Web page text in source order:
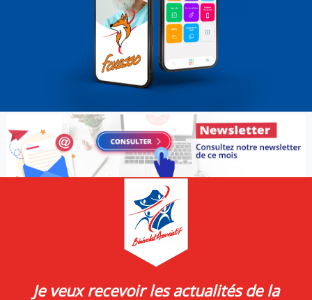
Je veux recevoir les actualités de la